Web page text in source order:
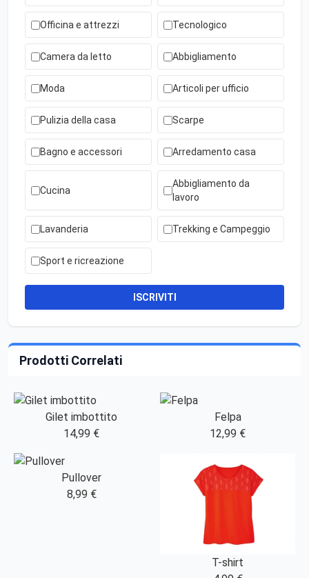
Officina e attrezzi Tecnologico
Camera da letto Abbigliamento
Moda Articoli per ufficio
Pulizia della casa Scarpe
Bagno e accessori Arredamento casa
Cucina
Abbigliamento da
lavoro
Lavanderia Trekking e Campeggio
Sport e ricreazione
ISCRIVITI
Prodotti Correlati
Gilet imbottito
14,99 €
Felpa
12,99 €
Pullover
8,99 €
T-shirt